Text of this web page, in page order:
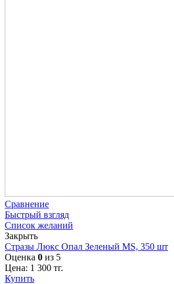
Сравнение
Быстрый взгляд
Список желаний
Закрыть
Стразы Люкс Опал Зеленый MS, 350 шт
Оценка 0 из 5
Цена: 1 300 тг.
Купить